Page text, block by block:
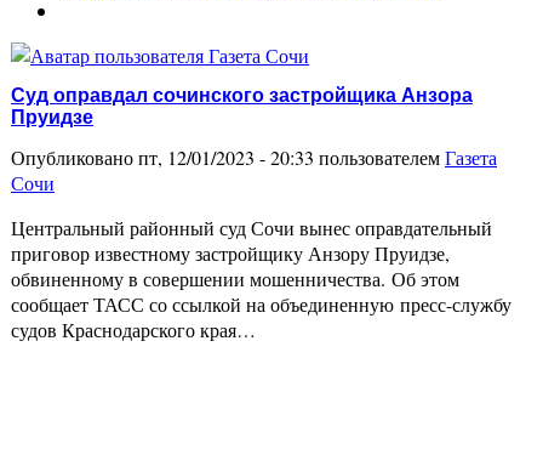
Суд оправдал сочинского застройщика Анзора
Пруидзе
Опубликовано пт, 12/01/2023 - 20:33 пользователемГазета
Сочи
Центральный районный суд Сочи вынес оправдательный
приговор известному застройщику Анзору Пруидзе,
обвиненному в совершении мошенничества. Об этом
сообщает ТАСС со ссылкой на объединенную пресс-службу
судов Краснодарского края…